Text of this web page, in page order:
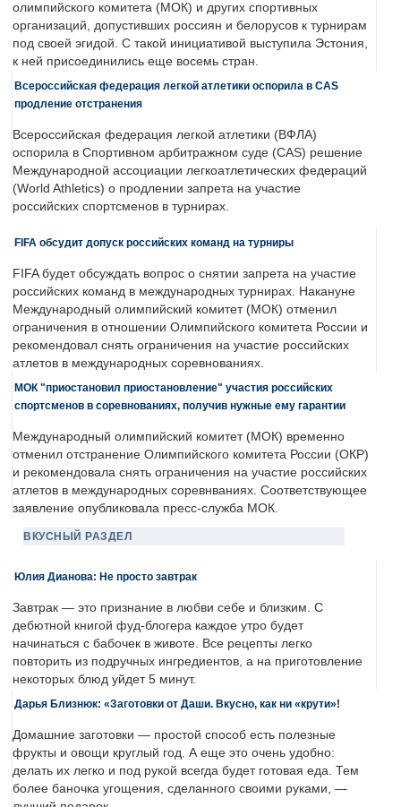
олимпийского комитета (МОК) и других спортивных
организаций, допустивших россиян и белорусов к турнирам
под своей эгидой. С такой инициативой выступила Эстония,
к ней присоединились еще восемь стран.
Всероссийская федерация легкой атлетики оспорила в CAS
продление отстранения
Всероссийская федерация легкой атлетики (ВФЛА)
оспорила в Спортивном арбитражном суде (CAS) решение
Международной ассоциации легкоатлетических федераций
(World Athletics) о продлении запрета на участие
российских спортсменов в турнирах.
FIFA обсудит допуск российских команд на турниры
FIFA будет обсуждать вопрос о снятии запрета на участие
российских команд в международных турнирах. Накануне
Международный олимпийский комитет (МОК) отменил
ограничения в отношении Олимпийского комитета России и
рекомендовал снять ограничения на участие российских
атлетов в международных соревнованиях.
МОК "приостановил приостановление" участия российских
спортсменов в соревнованиях, получив нужные ему гарантии
Международный олимпийский комитет (МОК) временно
отменил отстранение Олимпийского комитета России (ОКР)
и рекомендовала снять ограничения на участие российских
атлетов в международных соревнваниях. Соответствующее
заявление опубликовала пресс-служба МОК.
ВКУСНЫЙ РАЗДЕЛ
Юлия Дианова: Не просто завтрак
Завтрак — это признание в любви себе и близким. С
дебютной книгой фуд-блогера каждое утро будет
начинаться с бабочек в животе. Все рецепты легко
повторить из подручных ингредиентов, а на приготовление
некоторых блюд уйдет 5 минут.
Дарья Близнюк: «Заготовки от Даши. Вкусно, как ни «крути»!
Домашние заготовки — простой способ есть полезные
фрукты и овощи круглый год. А еще это очень удобно:
делать их легко и под рукой всегда будет готовая еда. Тем
более баночка угощения, сделанного своими руками, —